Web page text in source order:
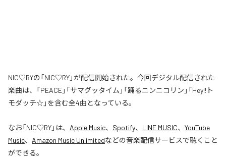
NIC♡RYの「NIC♡RY」が配信開始された。今回デジタル配信された
楽曲は、「PEACE」「サマグッタイム」「踊るニンニコリン」「Hey!!ト
モダッチ☆」を含む全4曲となっている。
なお「NIC♡RY」は、 Apple Music、 Spotify、 LINE MUSIC、 YouTube
Music、 Amazon Music Unlimitedなどの音楽配信サービスで聴くこと
ができる。